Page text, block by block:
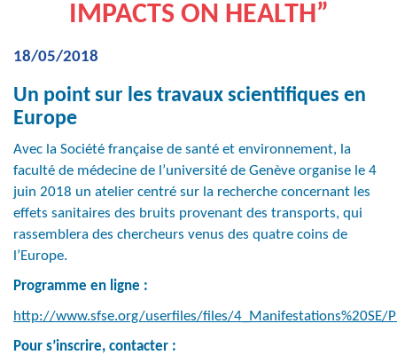
IMPACTS ON HEALTH”
18/05/2018
Un point sur les travaux scientifiques en
Europe
Avec la Société française de santé et environnement, la
faculté de médecine de l’université de Genève organise le 4
juin 2018 un atelier centré sur la recherche concernant les
effets sanitaires des bruits provenant des transports, qui
rassemblera des chercheurs venus des quatre coins de
l’Europe.
Programme en ligne :
http://www.sfse.org/userfiles/files/4_Manifestations%20SE/
Pour s’inscrire, contacter :